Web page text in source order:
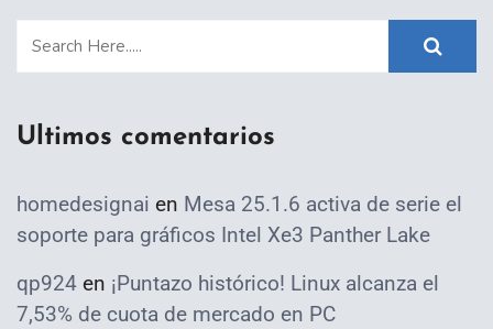
Ultimos comentarios
homedesignai en Mesa 25.1.6 activa de serie el
soporte para gráficos Intel Xe3 Panther Lake
qp924 en ¡Puntazo histórico! Linux alcanza el
7,53% de cuota de mercado en PC